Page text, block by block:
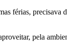
férias, precisava
pela